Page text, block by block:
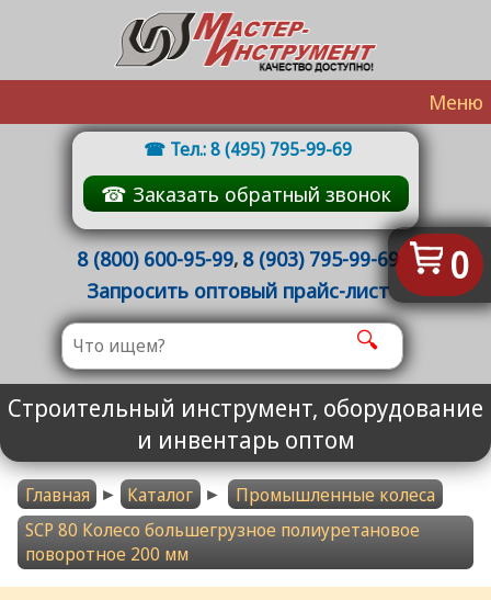
0
Меню
Тел.: 8 (495) 795-99-69
☎ Заказать обратный звонок
8 (800) 600-95-99, 8 (903) 795-99-69
Запросить оптовый прайс-лист
🔍
Строительный инструмент, оборудование
и инвентарь оптом
Главная ► Каталог ►
Промышленные колеса
SCP 80 Колесо большегрузное полиуретановое
поворотное 200 мм